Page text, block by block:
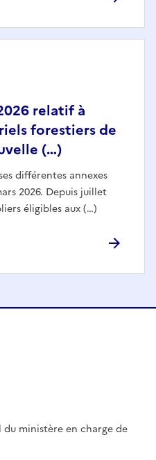
relatif à
forestiers de
(…)
différentes annexes
2026. Depuis juillet
éligibles aux (…)
ministère en charge de